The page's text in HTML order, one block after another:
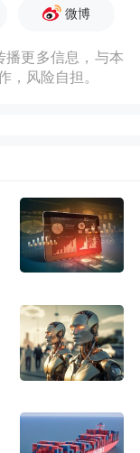
面降准释放
释放资金约
资产也具
险偏好形成
步下行，可
微博
播更多信息，与本
，风险自担。